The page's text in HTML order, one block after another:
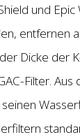
und
entfernen
Dicke der
Filter.